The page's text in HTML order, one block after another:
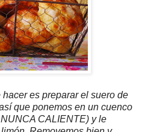
es preparar el suero de
que ponemos en un cuenco
CALIENTE) y le